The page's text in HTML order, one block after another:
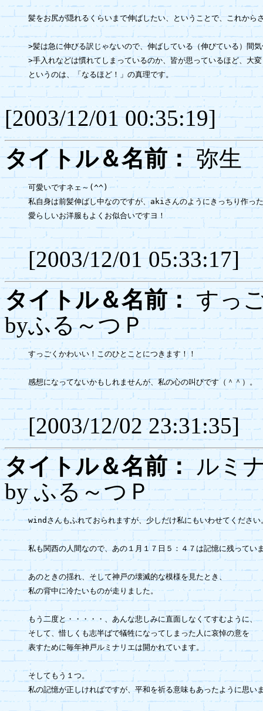
髪をお尻が隠れるくらいまで伸ばしたい、ということで、これから
>髪は急に伸びる訳じゃないので、伸ばしている（伸びている）間
>手入れなどは慣れてしまっているのか、皆が思っているほど、大
というのは、「なるほど！」の真理です。
[2003/12/01 00:35:19]
タイトル＆名前：弥
可愛いですネェ～(^^)
私自身は前髪伸ばし中なのですが、akiさんのようにきっちり作っ
愛らしいお洋服もよくお似合いですヨ！
[2003/12/01 05:33:17]
タイトル＆名前： すっ
byふる～つＰ
すっごくかわいい！このひとことにつきます！！
感想になってないかもしれませんが、私の心の叫びです（＾＾）。
[2003/12/02 23:31:35]
タイトル＆名前：ルミ
by ふる～つＰ
windさんもふれておられますが、少しだけ私にもいわせてください
私も関西の人間なので、あの１月１７日５：４７は記憶に残ってい
あのときの揺れ、そして神戸の壊滅的な模様を見たとき、
私の背中に冷たいものが走りました。
もう二度と・・・・・、あんな悲しみに直面しなくてすむように、
そして、惜しくも志半ばで犠牲になってしまった人に哀悼の意を
表すために毎年神戸ルミナリエは開かれています。
そしてもう１つ。
私の記憶が正しければですが、平和を祈る意味もあったように思い